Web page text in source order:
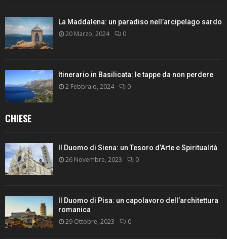
La Maddalena: un paradiso nell’arcipelago sardo
20 Marzo, 2024 0
Itinerario in Basilicata: le tappe da non perdere
2 Febbraio, 2024 0
CHIESE
Il Duomo di Siena: un Tesoro d’Arte e Spiritualità
26 Novembre, 2023 0
Il Duomo di Pisa: un capolavoro dell’architettura
romanica
29 Ottobre, 2023 0